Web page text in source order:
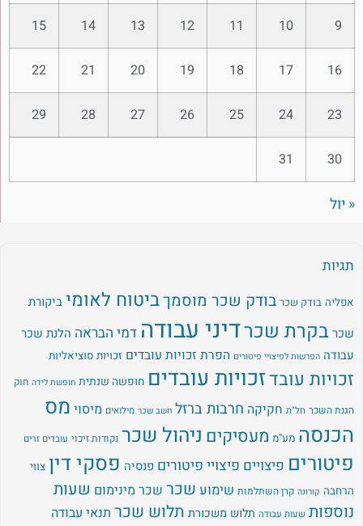
9
10
11
12
13
14
15
16
17
18
19
20
21
22
23
24
25
26
27
28
29
30
31
« יול
תגיות
אפליה בודק שכר בודק שכר מוסמךביטוח לאומי ביקורת
שכרבקרת שכרדיני עבודהדמי הבראההלנת שכר
עבודה הפרשות לפיצויי פיטורים הפרת זכויות עובדים זכויות סוציאליות
זכויות עובדזכויות עובדים חופשה שנתית חופשת לידה חוק
הגנת השכר חל"ת חקיקהחרבות ברזל חשב שכר מילואים מיסוימס
הכנסה מע"מ מעסיקיםניהול שכר נקודות זיכוי עובדים זרים
פיטוריםפיצוייםפיצויי פיטוריםפנסיהפסקי דין צווי
הרחבה קורונה קרן השתלמות שימועשכרשכר מינימוםשעות
נוספות שעות עבודה תלוש משכורתתלוש שכרתנאי עבודה